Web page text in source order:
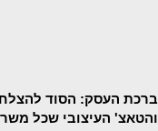
ברכת העסק: הסוד
והטאצ' העיצובי שכל